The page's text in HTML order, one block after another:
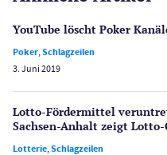
Poker
Schlagzeilen
PayPal Casinos
Merkur Casinos
YouTube löscht Poker
Poker,Schlagzeilen
3. Juni 2019
Lotto-Fördermittel
Sachsen-Anhalt zeigt
Lotterie,Schlagzeilen